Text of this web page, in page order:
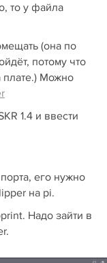
то у файла
(она по
потому что
плате.) Можно
1.4 и ввести
его нужно
на pi.
Надо зайти в